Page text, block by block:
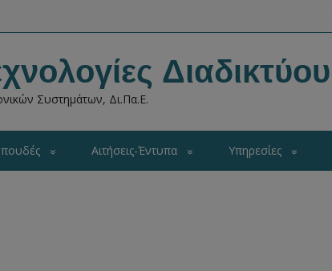
Διαδικτύου
Συστημάτων, Δι.Πα.Ε.
Αιτήσεις-Έντυπα Υπηρεσίες